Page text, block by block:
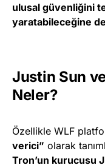
ulusal güvenliğini
yaratabileceğine
Justin Sun
Neler?
Özellikle WLF
verici” olarak
Tron’un kurucusu